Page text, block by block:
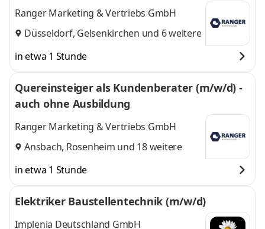
Ranger Marketing & Vertriebs GmbH
Düsseldorf, Gelsenkirchen und 6 weitere
in etwa 1 Stunde
Quereinsteiger als Kundenberater (m/w/d) -
auch ohne Ausbildung
Ranger Marketing & Vertriebs GmbH
Ansbach, Rosenheim und 18 weitere
in etwa 1 Stunde
Elektriker Baustellentechnik (m/w/d)
Implenia Deutschland GmbH